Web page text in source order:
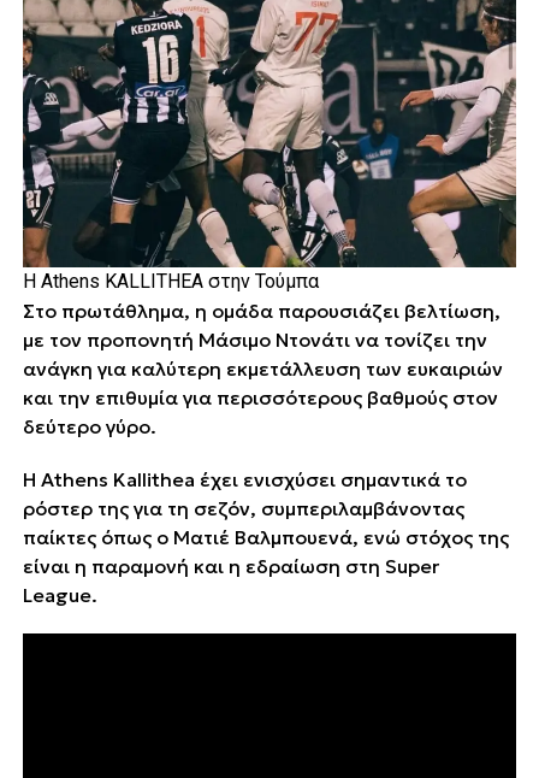
Η Athens KALLITHEA στην Τούμπα
Στο πρωτάθλημα, η ομάδα παρουσιάζει βελτίωση,
με τον προπονητή Μάσιμο Ντονάτι να τονίζει την
ανάγκη για καλύτερη εκμετάλλευση των ευκαιριών
και την επιθυμία για περισσότερους βαθμούς στον
δεύτερο γύρο.
Η Athens Kallithea έχει ενισχύσει σημαντικά το
ρόστερ της για τη σεζόν, συμπεριλαμβάνοντας
παίκτες όπως ο Ματιέ Βαλμπουενά, ενώ στόχος της
είναι η παραμονή και η εδραίωση στη Super
League.